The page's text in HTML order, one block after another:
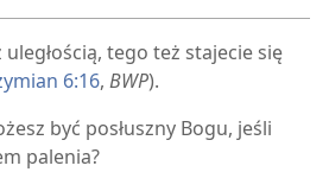
uległością, tego też stajecie się
6:16, BWP).
być posłuszny Bogu, jeśli
palenia?